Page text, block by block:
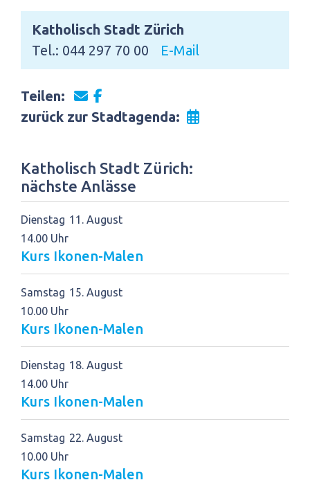
Katholisch Stadt Zürich
Tel.: 044 297 70 00
E-Mail
Teilen:
zurück zur Stadtagenda:
Katholisch Stadt Zürich:
nächste Anlässe
Dienstag 11 August
14.00 Uhr
Kurs Ikonen-Malen
Samstag 15 August
10.00 Uhr
Kurs Ikonen-Malen
Dienstag 18 August
14.00 Uhr
Kurs Ikonen-Malen
Samstag 22 August
10.00 Uhr
Kurs Ikonen-Malen